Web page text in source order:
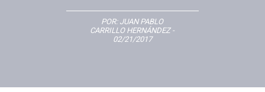
POR: JUAN PABLO
CARRILLO HERNÁNDEZ-
02/21/2017